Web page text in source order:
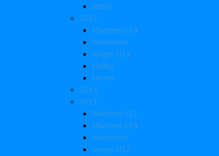
Aktive
2015
Mädchen U14
Juniorinnen
Jungen U14
Hobby
Herren
2014
2013
Mädchen U12
Mädchen U14
Juniorinnen
Jungen U12